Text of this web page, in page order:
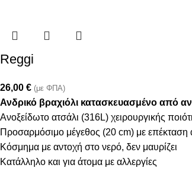
Reggi
26,00 € (με ΦΠΑ)
Ανδρικό βραχιόλι κατασκευασμένο από
Ανοξείδωτο ατσάλι (316L) χειρουργικής
Προσαρμόσιμο μέγεθος (20 cm) με
Κόσμημα με αντοχή στο νερό, δεν μαυρίζει
Κατάλληλο και για άτομα με αλλεργίες